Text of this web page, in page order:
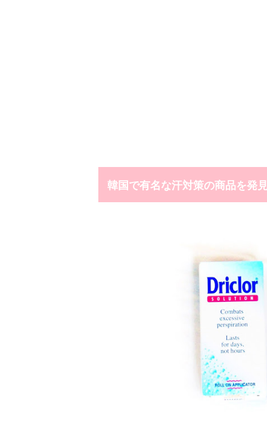
韓国で有名な汗対策の商品を発